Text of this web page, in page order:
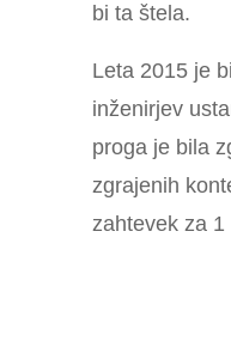
bi ta štela.
Leta 2015 je
inženirjev
proga je bila
zgrajenih
zahtevek za 1